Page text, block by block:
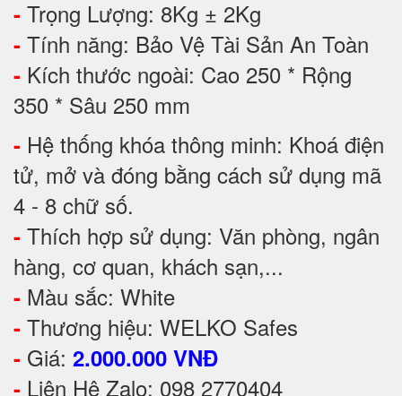
- Trọng Lượng: 8Kg ± 2Kg
- Tính năng: Bảo Vệ Tài Sản An Toàn
- Kích thước ngoài: Cao 250 * Rộng
350 * Sâu 250 mm
- Hệ thống khóa thông minh: Khoá điện
tử, mở và đóng bằng cách sử dụng mã
4 - 8 chữ số.
- Thích hợp sử dụng: Văn phòng, ngân
hàng, cơ quan, khách sạn,...
- Màu sắc: White
- Thương hiệu: WELKO Safes
- Giá: 2.000.000 VNĐ
- Liên Hệ Zalo: 098 2770404